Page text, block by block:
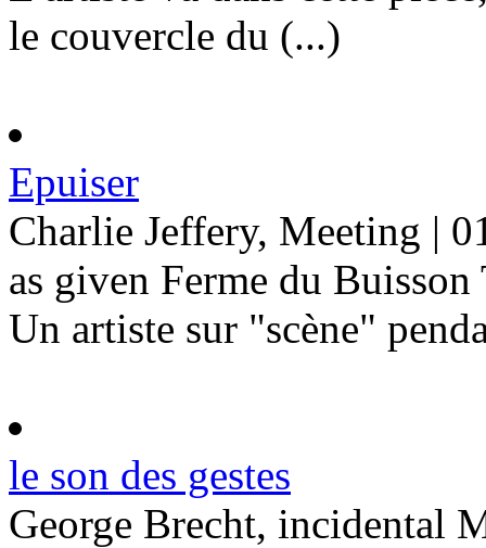
le couvercle du (...)
Epuiser
Charlie Jeffery, Meeting |
as given Ferme du
Un artiste sur "scène"
le son des gestes
George Brecht, incidental